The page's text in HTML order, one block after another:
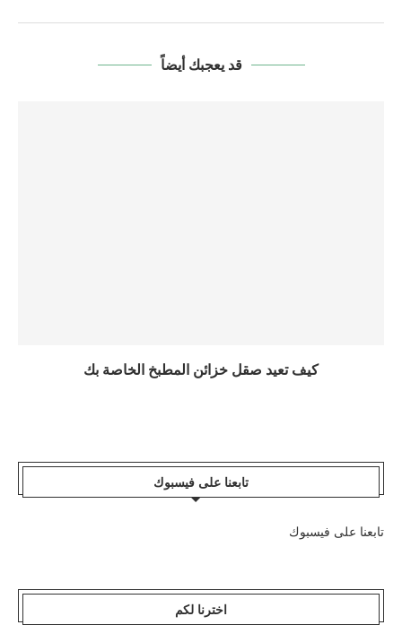
قد يعجبك أيضاً
كيف تعيد صقل خزائن المطبخ الخاصة بك
تابعنا على فيسبوك
تابعنا على فيسبوك
اخترنا لكم